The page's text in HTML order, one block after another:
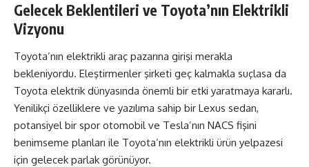
Gelecek Beklentileri ve Toyota’nın Elektrikli
Vizyonu
Toyota’nın elektrikli araç pazarına girişi merakla
bekleniyordu. Eleştirmenler şirketi geç kalmakla suçlasa da
Toyota elektrik dünyasında önemli bir etki yaratmaya kararlı.
Yenilikçi özelliklere ve yazılıma sahip bir Lexus sedan,
potansiyel bir spor otomobil ve Tesla’nın NACS fişini
benimseme planları ile Toyota’nın elektrikli ürün yelpazesi
için gelecek parlak görünüyor.